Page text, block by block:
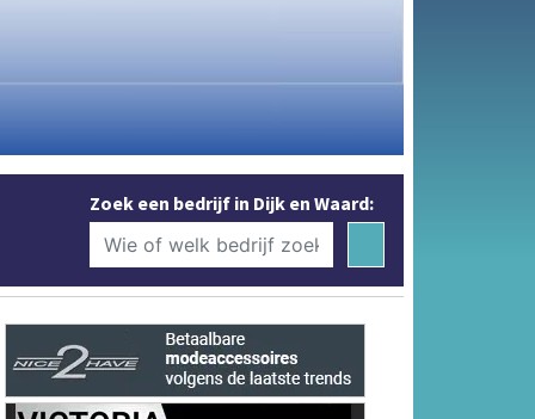
Zoek een bedrijf in Dijk en Waard: